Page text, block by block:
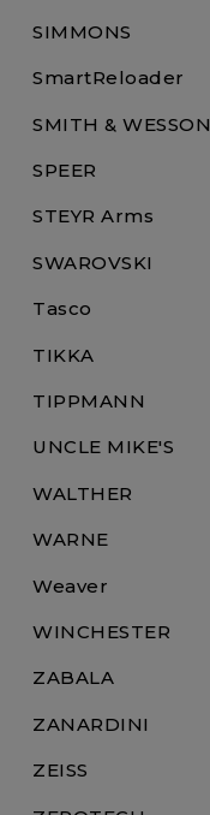
SIMMONS
SmartReloader
SMITH & WESSON
SPEER
STEYR Arms
SWAROVSKI
Tasco
TIKKA
TIPPMANN
UNCLE MIKE'S
WALTHER
WARNE
Weaver
WINCHESTER
ZABALA
ZANARDINI
ZEISS